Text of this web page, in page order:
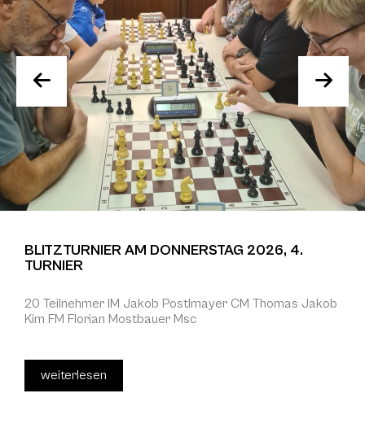
BLITZTURNIER AM DONNERSTAG 2026, 4.
TURNIER
20 Teilnehmer IM Jakob Postlmayer CM Thomas Jakob
Kim FM Florian Mostbauer Msc
weiterlesen